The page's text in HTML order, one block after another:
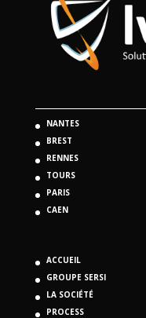
NANTES
BREST
RENNES
TOURS
PARIS
CAEN
ACCUEIL
GROUPE SERSI
LA SOCIÉTÉ
PROCESS